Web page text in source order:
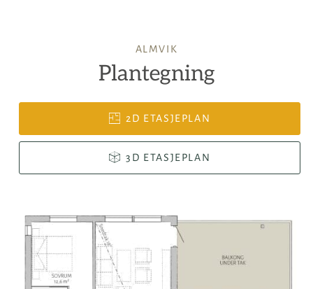
ALMVIK
Plantegning
2D ETASJEPLAN
3D ETASJEPLAN